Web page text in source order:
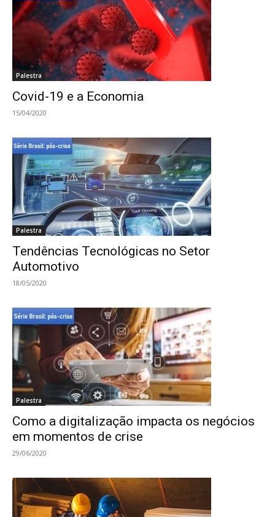
Palestra
Covid-19 e a Economia
15/04/2020
Palestra
Tendências Tecnológicas no Setor
Automotivo
18/05/2020
Palestra
Como a digitalização impacta os negócios
em momentos de crise
29/06/2020